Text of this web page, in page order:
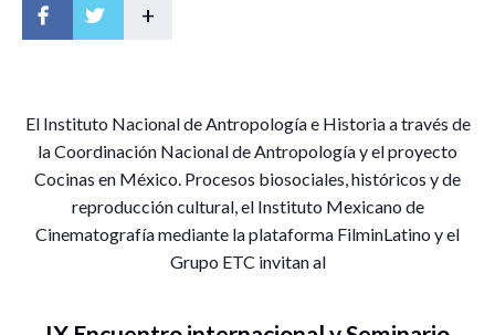
+
El Instituto Nacional de Antropología e Historia a través de
la Coordinación Nacional de Antropología y el proyecto
Cocinas en México. Procesos biosociales, históricos y de
reproducción cultural, el Instituto Mexicano de
Cinematografía mediante la plataforma FilminLatino y el
Grupo ETC invitan al